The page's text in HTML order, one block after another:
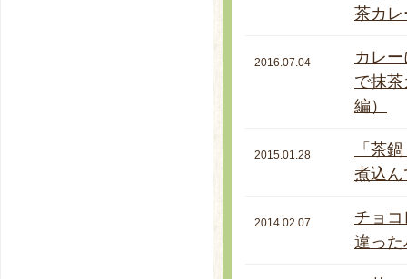
茶カ
2016.07.04
カレ
で抹
編）
2015.01.28
「茶
煮込
2014.02.07
チョ
違った